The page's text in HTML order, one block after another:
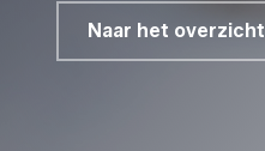
Naar het overzicht